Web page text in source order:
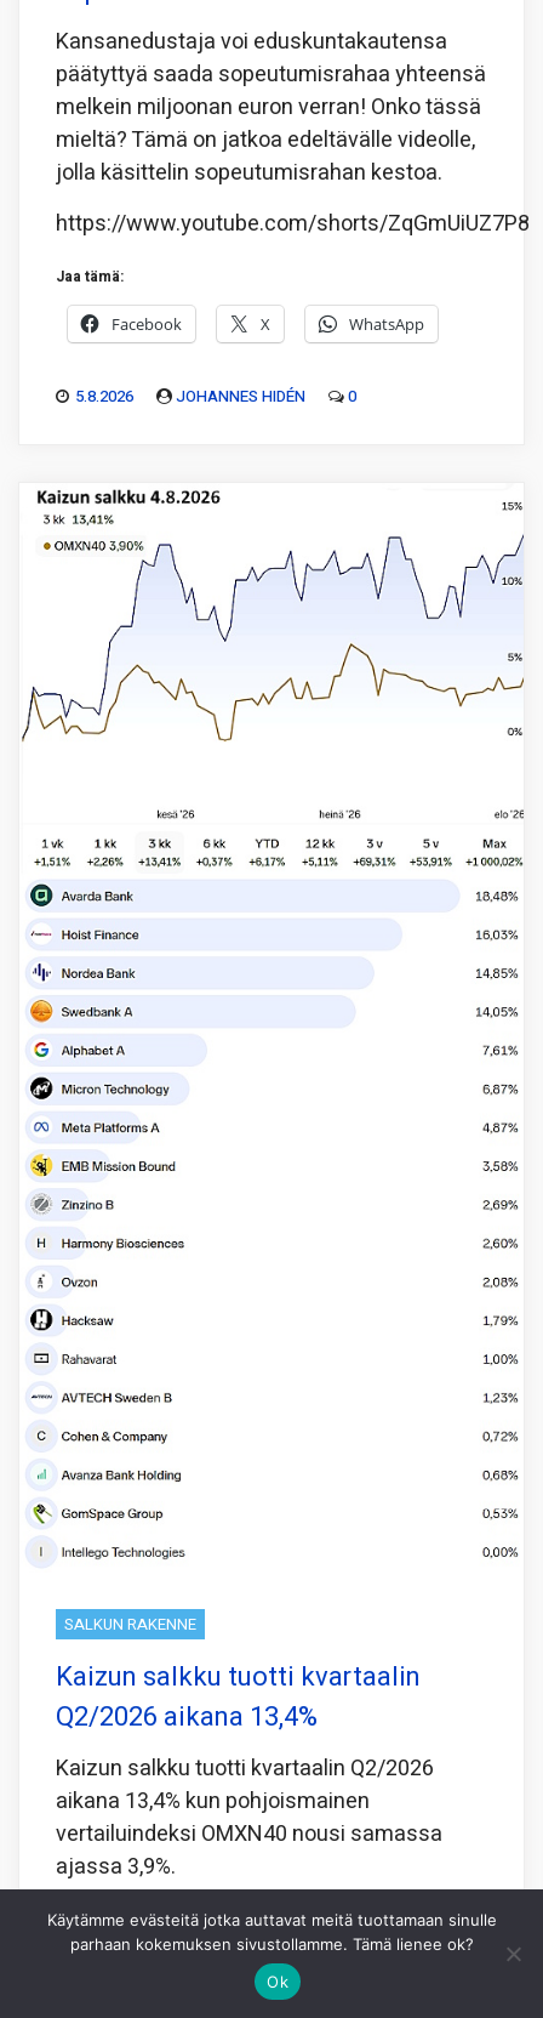
Kansanedustaja voi eduskuntakautensa
päätyttyä saada sopeutumisrahaa yhteensä
melkein miljoonan euron verran! Onko tässä
mieltä? Tämä on jatkoa edeltävälle videolle,
jolla käsittelin sopeutumisrahan kestoa.
https://www.youtube.com/shorts/ZqGmUiUZ7P8
Jaa tämä:
Facebook X WhatsApp
5.8.2026 JOHANNES HIDÉN 0
SALKUN RAKENNE
Kaizun salkku tuotti kvartaalin
Q2/2026 aikana 13,4%
Kaizun salkku tuotti kvartaalin Q2/2026
aikana 13,4% kun pohjoismainen
vertailuindeksi OMXN40 nousi samassa
ajassa 3,9%.
Joidenkin pienten First North kasvuyritysten
osakkeita en ole yrityksistäni huolimatta
Käytämme evästeitä jotka auttavat meitä tuottamaan sinulle
parhaan kokemuksen sivustollamme. Tämä lienee ok?
Ok